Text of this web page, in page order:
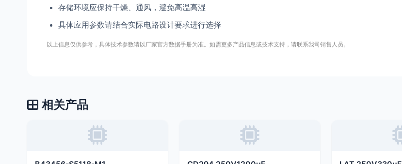
存储环境应保持干燥、通风，避免高温高湿
具体应用参数请结合实际电路设计要求进行选择
以上信息仅供参考，具体技术参数请以厂家官方数据手册为准。如需更多产品信息或技术支持，请联系我司销售人员。
相关产品